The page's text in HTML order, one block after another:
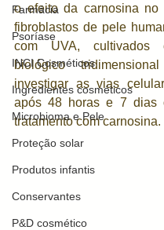
Farmácia
Psoríase
INCI Cosméticos
Ingredientes cosméticos
Microbioma e Pele
Proteção solar
Produtos infantis
Conservantes
P&D cosmético
o efeito da carnosina no
fibroblastos de pele
com UVA, cultivados
biológico
investigar as vias
após 48 horas e 7 dias
tratamento com carnosina.